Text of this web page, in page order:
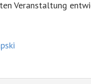
Veranstaltung